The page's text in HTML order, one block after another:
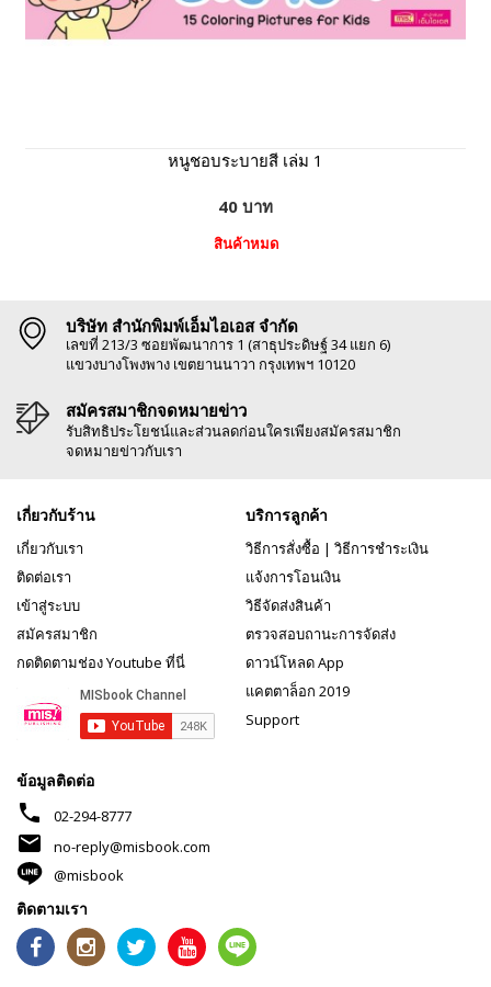
หนูชอบระบายสี เล่ม 1
40 บาท
สินค้าหมด
บริษัท สำนักพิมพ์เอ็มไอเอส จำกัด
เลขที่ 213/3 ซอยพัฒนาการ 1 (สาธุประดิษฐ์ 34 แยก 6)
แขวงบางโพงพาง เขตยานนาวา กรุงเทพฯ 10120
สมัครสมาชิกจดหมายข่าว
รับสิทธิประโยชน์และส่วนลดก่อนใครเพียงสมัครสมาชิก
จดหมายข่าวกับเรา
เกี่ยวกับร้าน
เกี่ยวกับเรา
ติดต่อเรา
เข้าสู่ระบบ
สมัครสมาชิก
กดติดตามช่อง Youtube ที่นี่
บริการลูกค้า
วิธีการสั่งซื้อ | วิธีการชำระเงิน
แจ้งการโอนเงิน
วิธีจัดส่งสินค้า
ตรวจสอบถานะการจัดส่ง
ดาวน์โหลด App
แคตตาล็อก 2019
Support
ข้อมูลติดต่อ
phone 02-294-8777
mail
no-reply@misbook.com
@misbook
ติดตามเรา